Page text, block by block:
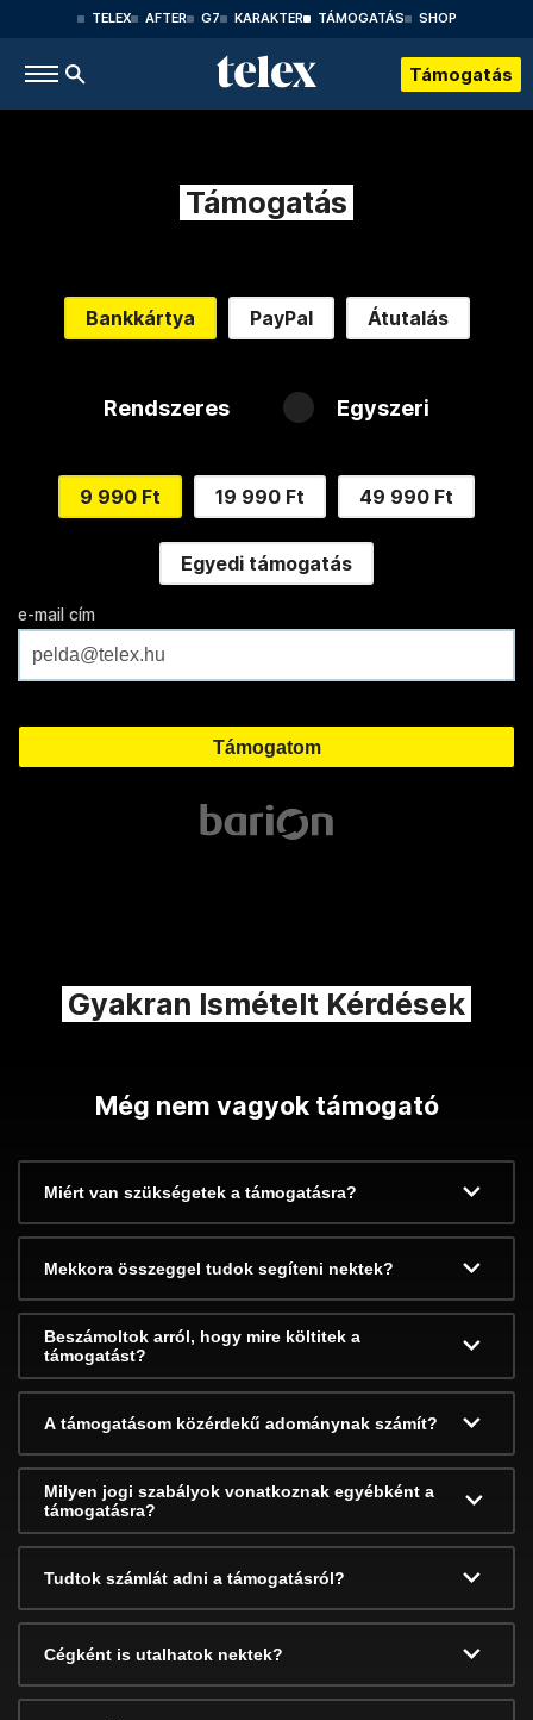
TELEX AFTER G7 KARAKTER TÁMOGATÁS SHOP
Támogatás
Támogatás
Bankkártya PayPal Átutalás
Rendszeres Egyszeri
9 990 Ft 19 990 Ft 49 990 Ft
Egyedi támogatás
e-mail cím
Gyakran Ismételt Kérdések
Még nem vagyok támogató
Miért van szükségetek a támogatásra?
Mekkora összeggel tudok segíteni nektek?
Beszámoltok arról, hogy mire költitek a
támogatást?
A támogatásom közérdekű adománynak számít?
Milyen jogi szabályok vonatkoznak egyébként a
támogatásra?
Tudtok számlát adni a támogatásról?
Cégként is utalhatok nektek?